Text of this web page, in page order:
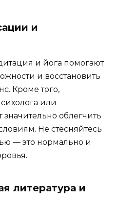
и
и йога помогают
и восстановить
Кроме того,
или
значительно облегчить
Не стесняйтесь
— это нормально и
литература и